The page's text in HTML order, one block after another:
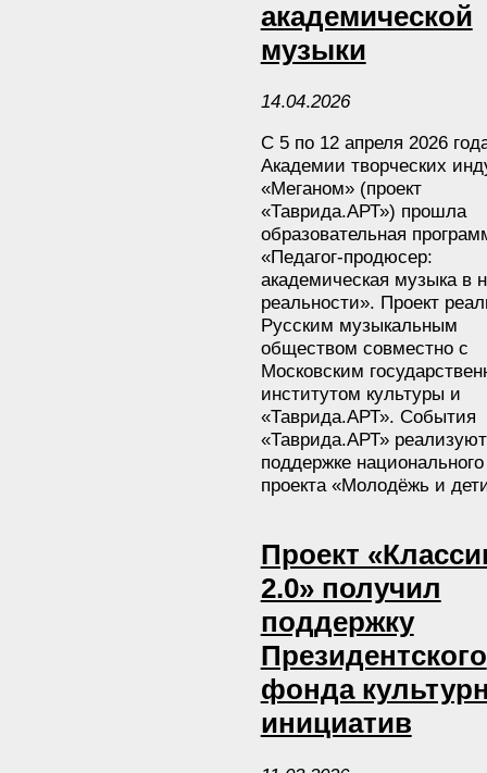
академической
музыки
14.04.2026
С 5 по 12 апреля 2026
Академии творческих
«Меганом» (проект
«Таврида.АРТ») прошла
образовательная
«Педагог-продюсер:
академическая музыка в
реальности». Проект
Русским музыкальным
обществом совместно с
Московским
институтом культуры и
«Таврида.АРТ». События
«Таврида.АРТ»
поддержке национального
проекта «Молодёжь и
Проект
2.0» получил
поддержку
Президентского
фонда
инициатив